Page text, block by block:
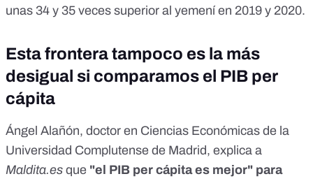
unas 34 y 35 veces superior al yemení en 2019 y 2020.
Esta frontera tampoco es la más
desigual si comparamos el PIB per
cápita
Ángel Alañón, doctor en Ciencias Económicas de la
Universidad Complutense de Madrid, explica a
Maldita.es que "el PIB per cápita es mejor" para